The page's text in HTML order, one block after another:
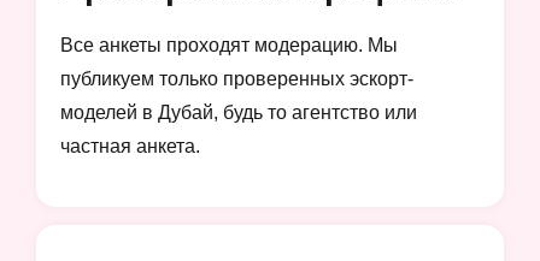
Все анкеты проходят модерацию. Мы
публикуем только проверенных эскорт-
моделей в Дубай, будь то агентство или
частная анкета.